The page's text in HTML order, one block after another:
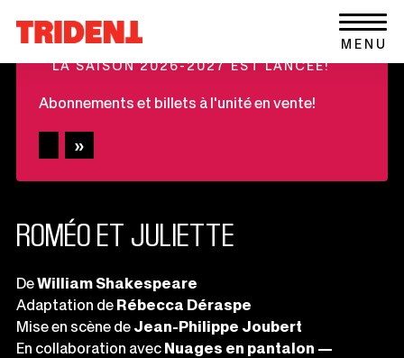
la
page
MENU
+
LA SAISON 2026-2027 EST LANCÉE!
Abonnements et billets à l'unité en vente!
ROMÉO ET JULIETTE
Informations
importantes
DeWilliam Shakespeare
Adaptation de Rébecca Déraspe
Mise en scène de Jean-Philippe Joubert
En collaboration avec Nuages en pantalon —